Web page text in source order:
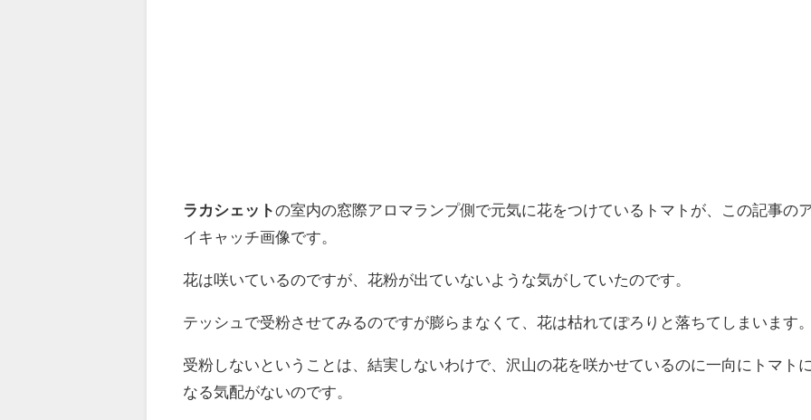
ラカシェットの室内の窓際アロマランプ側で元気に花をつけているトマトが、この記事の
イキャッチ画像です。
花は咲いているのですが、花粉が出ていないような気がしていたのです。
テッシュで受粉させてみるのですが膨らまなくて、花は枯れてぽろりと落ちてしまいます
受粉しないということは、結実しないわけで、沢山の花を咲かせているのに一向にトマト
なる気配がないのです。